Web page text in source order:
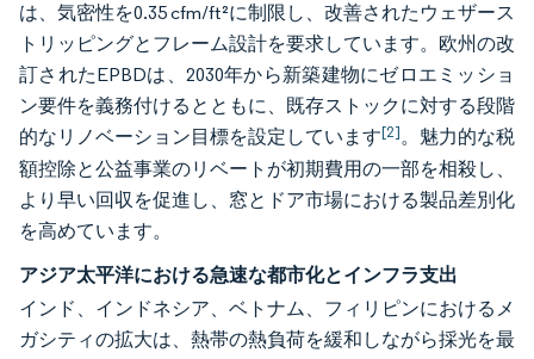
は、気密性を0.35 cfm/ft²に制限し、改善されたウェザース
トリッピングとフレーム設計を要求しています。欧州の改
訂されたEPBDは、2030年から新築建物にゼロエミッショ
ン要件を義務付けるとともに、既存ストックに対する段階
的なリノベーション目標を設定しています[2]。魅力的な税
額控除と公益事業のリベートが初期費用の一部を相殺し、
より早い回収を促進し、窓とドア市場における製品差別化
を高めています。
アジア太平洋における急速な都市化とインフラ支出
インド、インドネシア、ベトナム、フィリピンにおけるメ
ガシティの拡大は、熱帯の熱負荷を緩和しながら採光を最